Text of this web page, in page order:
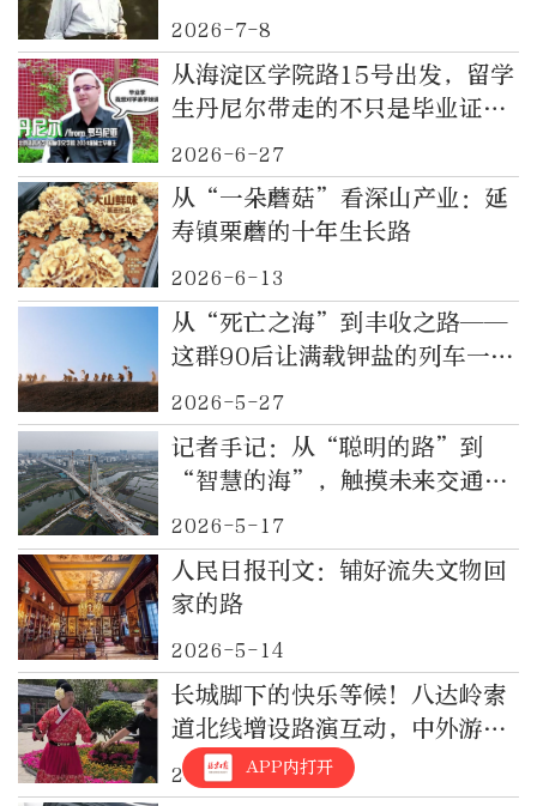
2026-7-8
从海淀区学院路15号出发，留学
生丹尼尔带走的不只是毕业证，
还有一碗面的烟火气，和中国故
事的回声
2026-6-27
从“一朵蘑菇”看深山产业：延
寿镇栗蘑的十年生长路
2026-6-13
从“死亡之海”到丰收之路——
这群90后让满载钾盐的列车一路
向东
2026-5-27
记者手记：从“聪明的路”到
“智慧的海”，触摸未来交通科
技脉搏
2026-5-17
人民日报刊文：铺好流失文物回
家的路
2026-5-14
长城脚下的快乐等候！八达岭索
道北线增设路演互动，中外游客
嗨翻天
2026-5-5APP内打开